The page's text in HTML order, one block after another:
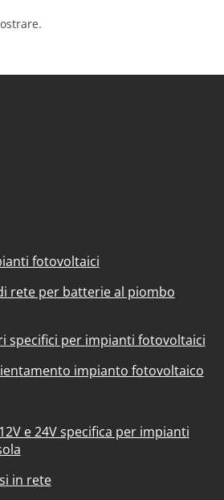
fotovoltaici
rete per batterie al piombo
specifici per impianti fotovoltaici
impianto fotovoltaico
e 24V specifica per impianti
in rete